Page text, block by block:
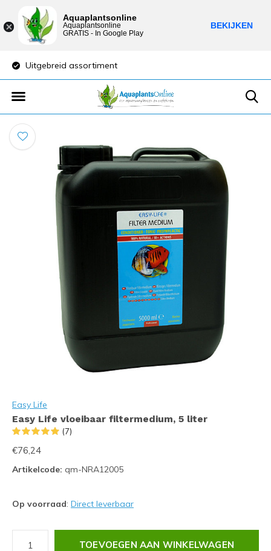
Uitgebreid assortiment
Easy Life
Easy Life vloeibaar filtermedium, 5 liter
(7)
€76,24
Artikelcode: qm-NRA12005
Op voorraad: Direct leverbaar
TOEVOEGEN AAN WINKELWAGEN
Aquaplantsonline
Aquaplantsonline
GRATIS - In Google Play
BEKIJKEN